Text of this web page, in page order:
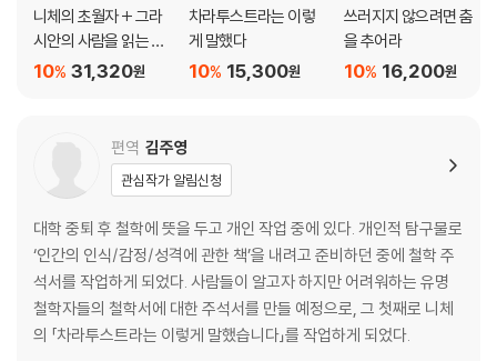
21장 자유로운 죽음에 대하여
22장 나누는 덕에 대하여
1장 거울을 든 아이
2장 행복의 섬들에서
3장 동정하는 자들에 대하여
4장 사제들에 대하여
5장 덕을 갖춘 자들에 대하여
6장 천박한 자들에 대하여
7장 타란툴라에 대하여
8장 유명한 현자들에 대하여
니체의 초월자 + 그라
시안의 사람을 읽는 눈
세트 31,320원
10%
차라투스트라는 이렇
게 말했다
15,300원
10%
쓰러지지 않으려면 춤
을 추어라
16,200원
10%
편역 김주영
관심작가 알림신청
대학 중퇴 후 철학에 뜻을 두고 개인 작업 중에 있다. 개인적 탐구물로
‘인간의 인식/감정/성격에 관한 책’을 내려고 준비하던 중에 철학 주
석서를 작업하게 되었다. 사람들이 알고자 하지만 어려워하는 유명
철학자들의 철학서에 대한 주석서를 만들 예정으로, 그 첫째로 니체
의 「차라투스트라는 이렇게 말했습니다」를 작업하게 되었다.